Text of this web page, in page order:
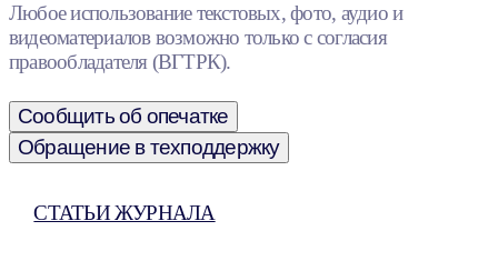
Любое использование текстовых, фото, аудио и
видеоматериалов возможно только с согласия
правообладателя (ВГТРК).
Сообщить об опечатке
Обращение в техподдержку
СТАТЬИ ЖУРНАЛА